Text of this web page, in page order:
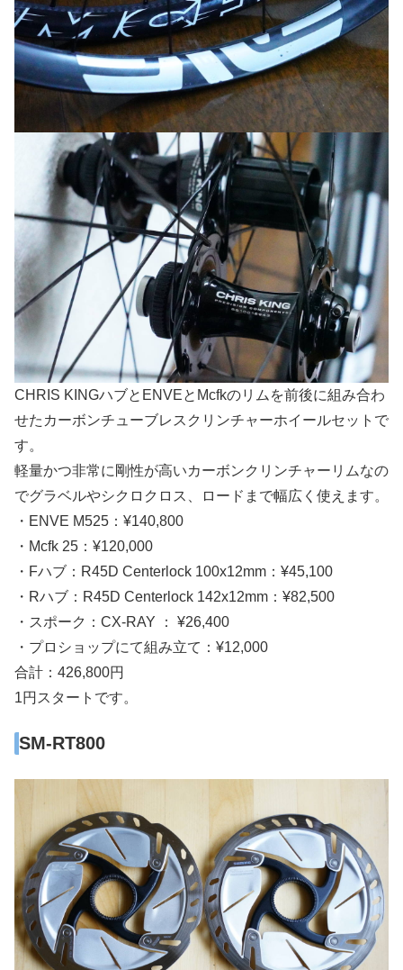
CHRIS KINGハブとENVEとMcfkのリムを前後に組み合わ
せたカーボンチューブレスクリンチャーホイールセットで
す。
軽量かつ非常に剛性が高いカーボンクリンチャーリムなの
でグラベルやシクロクロス、ロードまで幅広く使えます。
・ENVE M525：¥140,800
・Mcfk 25：¥120,000
・Fハブ：R45D Centerlock 100x12mm：¥45,100
・Rハブ：R45D Centerlock 142x12mm：¥82,500
・スポーク：CX-RAY ： ¥26,400
・プロショップにて組み立て：¥12,000
合計：426,800円
1円スタートです。
SM-RT800